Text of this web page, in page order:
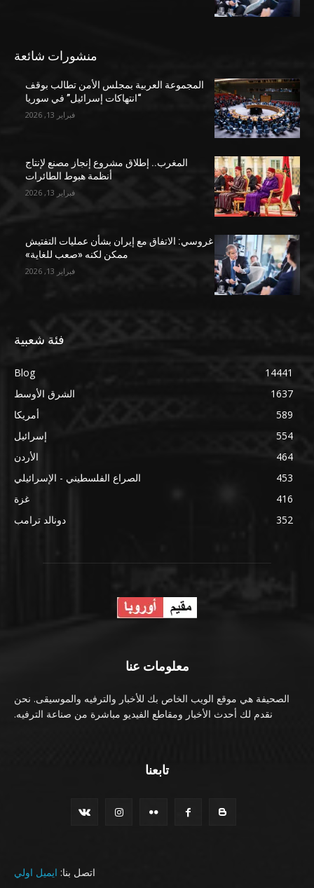
منشورات شائعة
المجموعة العربية بمجلس الأمن تطالب بوقف
“انتهاكات إسرائيل” في سوريا
فبراير 13, 2026
المغرب.. إطلاق مشروع إنجاز مصنع لإنتاج
أنظمة هبوط الطائرات
فبراير 13, 2026
غروسي: الاتفاق مع إيران بشأن عمليات التفتيش
ممكن لكنه «صعب للغاية»
فبراير 13, 2026
فئة شعبية
Blog
14441
الشرق الأوسط
1637
أمريكا
589
إسرائيل
554
الأردن
464
الصراع الفلسطيني - الإسرائيلي
453
غزة
416
دونالد ترامب
352
معلومات عنا
الصحيفة هي موقع الويب الخاص بك للأخبار والترفيه والموسيقى. نحن
نقدم لك أحدث الأخبار ومقاطع الفيديو مباشرة من صناعة الترفيه.
تابعنا
اتصل بنا: ايميل اولي